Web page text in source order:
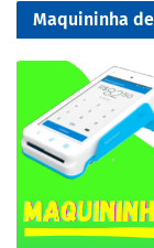
Maquininha